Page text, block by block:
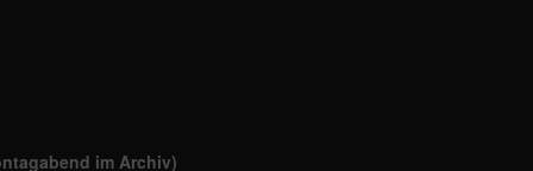
im Archiv)